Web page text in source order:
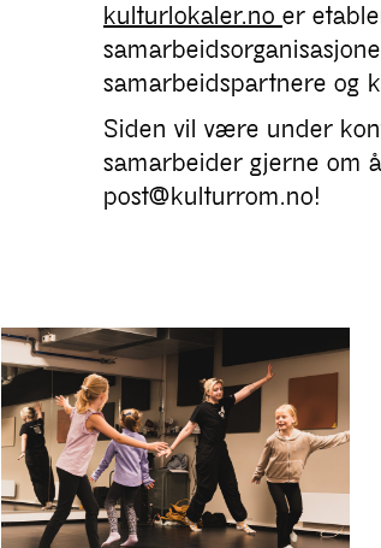
kulturlokaler.no er
samarbeidspartnere og
Siden vil være under
samarbeider gjerne om
post@kulturrom.no!